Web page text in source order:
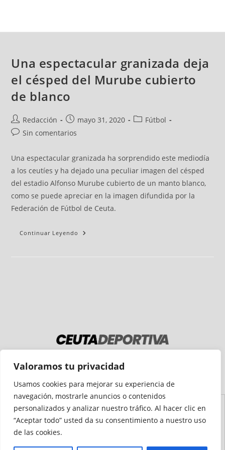
Valoramos tu privacidad
Usamos cookies para mejorar su experiencia de
navegación, mostrarle anuncios o contenidos
personalizados y analizar nuestro tráfico. Al hacer clic en
“Aceptar todo” usted da su consentimiento a nuestro uso
de las cookies.
Una espectacular granizada deja
el césped del Murube cubierto
de blanco
Redacción mayo 31, 2020
Fútbol
Sin comentarios
Una espectacular granizada ha sorprendido este mediodía
a los ceutíes y ha dejado una peculiar imagen del césped
del estadio Alfonso Murube cubierto de un manto blanco,
como se puede apreciar en la imagen difundida por la
Federación de Fútbol de Ceuta.
Continuar Leyendo
Aviso
Legal
Declaración de
Accesibilidad
Mapa del
Sitio
Política de
Cookies
Política de
Privacidad